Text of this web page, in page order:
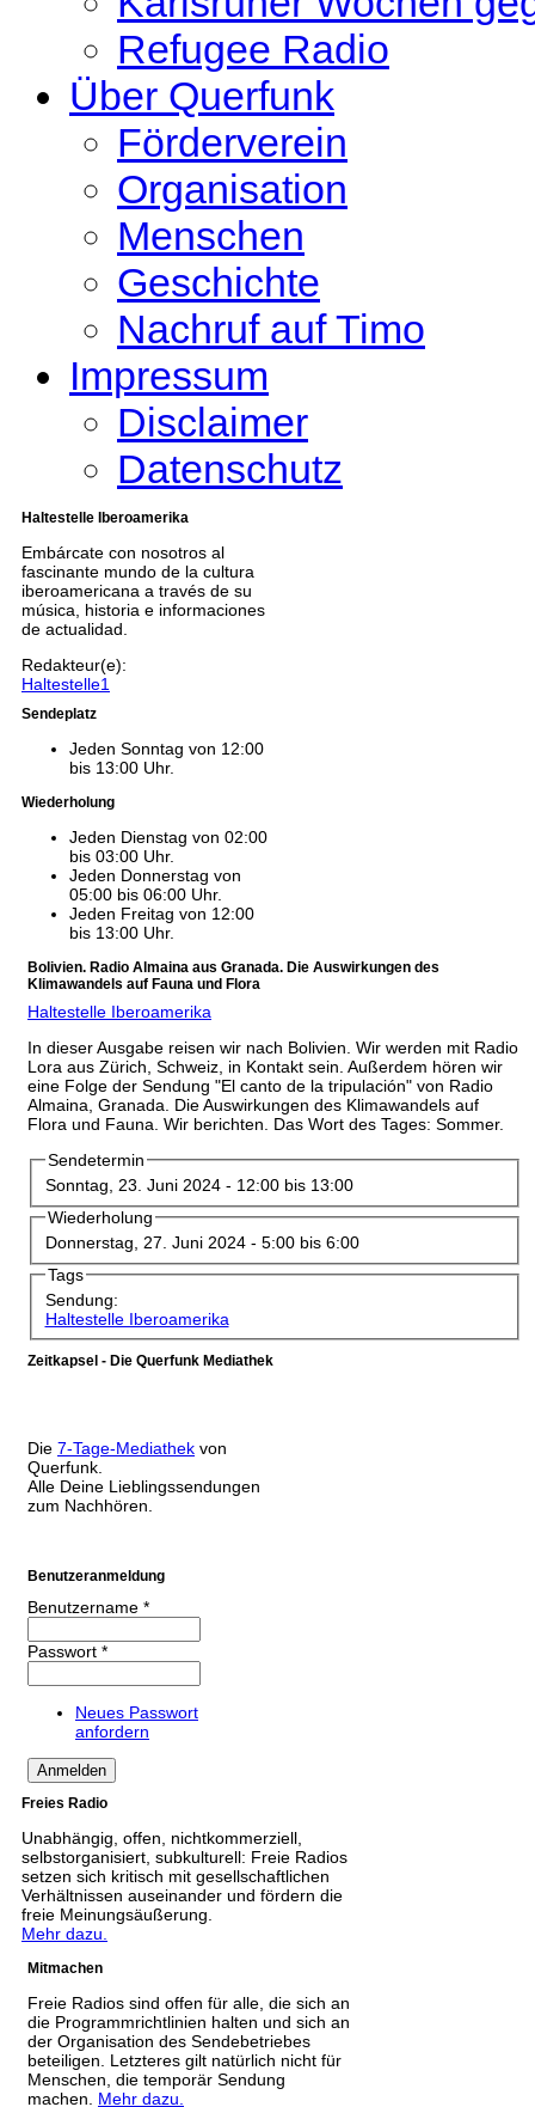
Refugee Radio
Über Querfunk
Förderverein
Organisation
Menschen
Geschichte
Nachruf auf Timo
Impressum
Disclaimer
Datenschutz
Haltestelle Iberoamerika
Embárcate con nosotros al
fascinante mundo de la cultura
iberoamericana a través de su
música, historia e informaciones
de actualidad.
Redakteur(e):
Haltestelle1
Sendeplatz
Jeden Sonntag von 12:00
bis 13:00 Uhr.
Wiederholung
Jeden Dienstag von 02:00
bis 03:00 Uhr.
Jeden Donnerstag von
05:00 bis 06:00 Uhr.
Jeden Freitag von 12:00
bis 13:00 Uhr.
Bolivien. Radio Almaina aus Granada. Die Auswirkungen des
Klimawandels auf Fauna und Flora
Haltestelle Iberoamerika
In dieser Ausgabe reisen wir nach Bolivien. Wir werden mit Radio
Lora aus Zürich, Schweiz, in Kontakt sein. Außerdem hören wir
eine Folge der Sendung "El canto de la tripulación" von Radio
Almaina, Granada. Die Auswirkungen des Klimawandels auf
Flora und Fauna. Wir berichten. Das Wort des Tages: Sommer.
Sendetermin
Sonntag, 23. Juni 2024 - 12:00bis 13:00
Wiederholung
Donnerstag, 27. Juni 2024 - 5:00bis 6:00
Tags
Sendung:
Haltestelle Iberoamerika
Zeitkapsel - Die Querfunk Mediathek
Die 7-Tage-Mediathek von
Querfunk.
Alle Deine Lieblingssendungen
zum Nachhören.
Benutzeranmeldung
Benutzername *
Passwort *
Neues Passwort
anfordern
Freies Radio
Unabhängig, offen, nichtkommerziell,
selbstorganisiert, subkulturell: Freie Radios
setzen sich kritisch mit gesellschaftlichen
Verhältnissen auseinander und fördern die
freie Meinungsäußerung.
Mehr dazu.
Mitmachen
Freie Radios sind offen für alle, die sich an
die Programmrichtlinien halten und sich an
der Organisation des Sendebetriebes
beteiligen. Letzteres gilt natürlich nicht für
Menschen, die temporär Sendung
machen. Mehr dazu.